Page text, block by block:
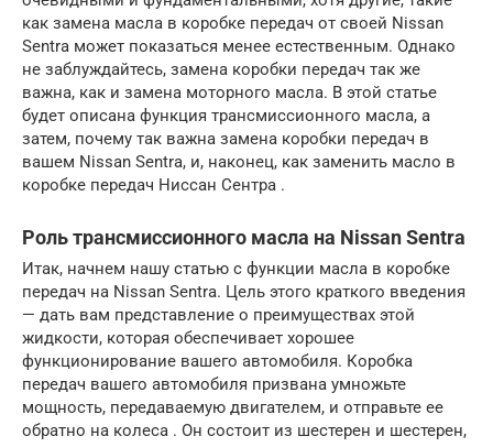
как замена масла в коробке передач от своей Nissan
Sentra может показаться менее естественным. Однако
не заблуждайтесь, замена коробки передач так же
важна, как и замена моторного масла. В этой статье
будет описана функция трансмиссионного масла, а
затем, почему так важна замена коробки передач в
вашем Nissan Sentra, и, наконец, как заменить масло в
коробке передач Ниссан Сентра .
Роль трансмиссионного масла на Nissan Sentra
Итак, начнем нашу статью с функции масла в коробке
передач на Nissan Sentra. Цель этого краткого введения
— дать вам представление о преимуществах этой
жидкости, которая обеспечивает хорошее
функционирование вашего автомобиля. Коробка
передач вашего автомобиля призвана умножьте
мощность, передаваемую двигателем, и отправьте ее
обратно на колеса . Он состоит из шестерен и шестерен,